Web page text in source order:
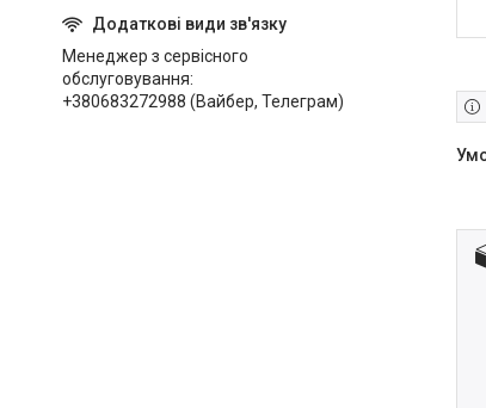
Менеджер з сервісного
обслуговування
+380683272988 (Вайбер, Телеграм)